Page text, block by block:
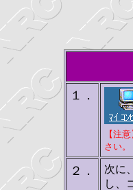
１．
【注
さい。
２．
次に
し、